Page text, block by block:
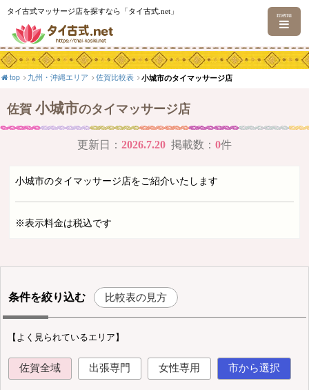
タイ古式マッサージ店を探すなら「タイ古式.net」 menu
top 九州・沖縄エリア 佐賀比較表 小城市のタイマッサージ店
佐賀 小城市のタイマッサージ店
更新日： 2026.7.20 掲載数： 0件
小城市のタイマッサージ店をご紹介いたします
※表示料金は税込です
条件を絞り込む 比較表の見方
【よく見られているエリア】
佐賀全域 出張専門 女性専用 市から選択